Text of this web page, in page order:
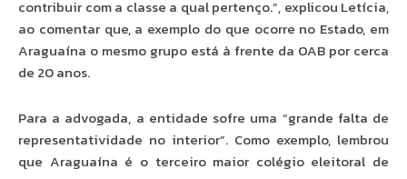
contribuir com a classe a qual pertenço.”, explicou Letícia,
ao comentar que, a exemplo do que ocorre no Estado, em
Araguaína o mesmo grupo está à frente da OAB por cerca
de 20 anos.
Para a advogada, a entidade sofre uma “grande falta de
representatividade no interior”. Como exemplo, lembrou
que Araguaína é o terceiro maior colégio eleitoral de